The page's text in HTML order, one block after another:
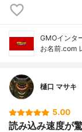
GMOインタ
お名前.com
樋口 マサキ
5.00
読み込み速度が